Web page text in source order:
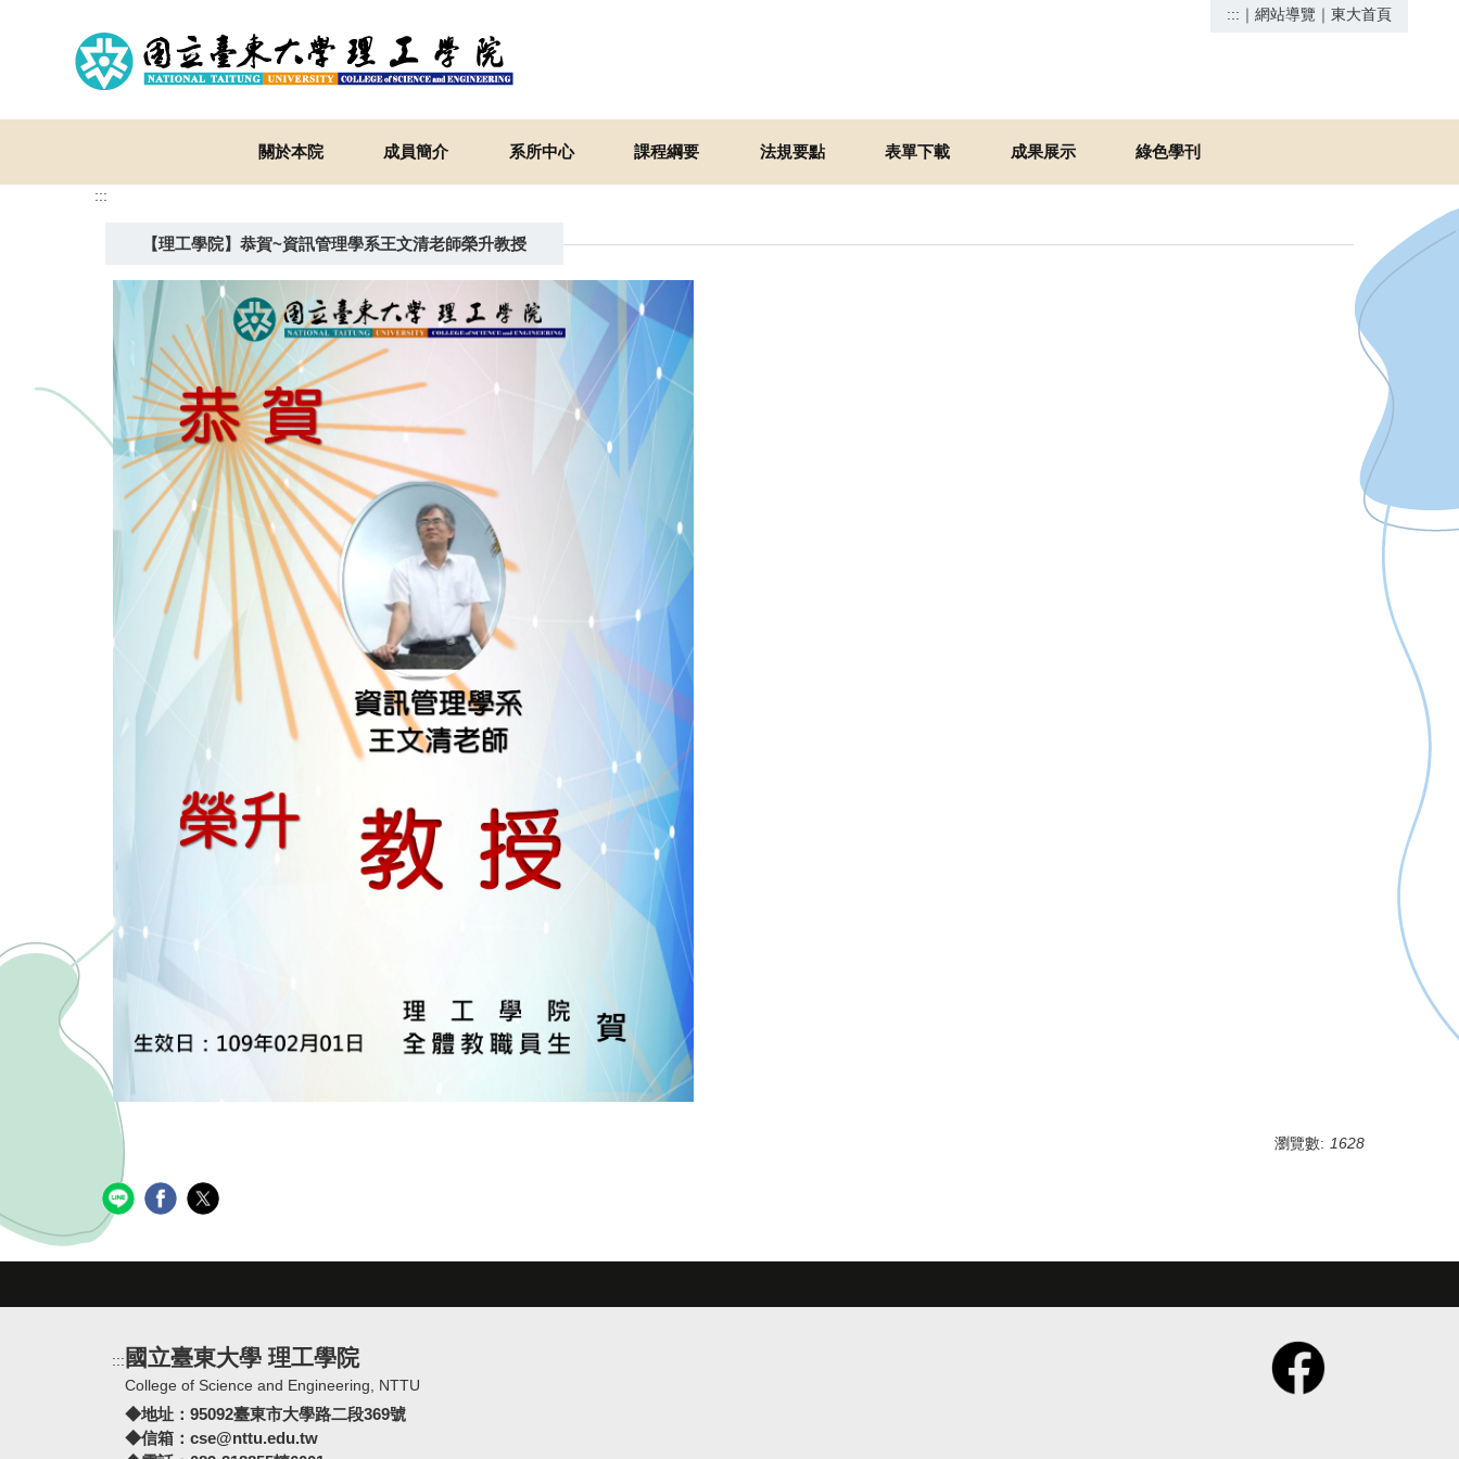
::: ｜ 網站導覽 ｜ 東大首頁
關於本院 成員簡介 系所中心 課程綱要 法規要點 表單下載 成果展示 綠色學刊
:::
【理工學院】恭賀~資訊管理學系王文清老師榮升教授
瀏覽數: 1628
::: 國立臺東大學 理工學院
College of Science and Engineering, NTTU
◆地址： 95092臺東市大學路二段369號
◆信箱： cse@nttu.edu.tw